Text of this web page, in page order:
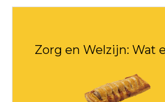
Zorg en Welzijn: Wat